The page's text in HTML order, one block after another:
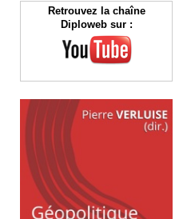
Retrouvez la chaîne
Diploweb sur :